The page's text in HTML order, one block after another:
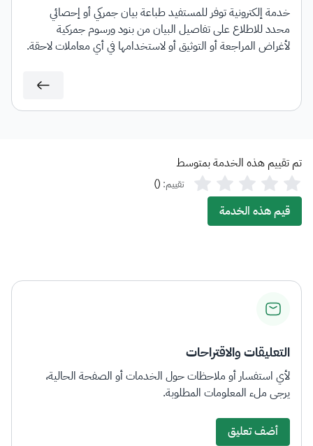
خدمة إلكترونية توفر للمستفيد طباعة بيان جمركي أو إحصائي
محدد للاطلاع على تفاصيل البيان من بنود ورسوم جمركية
لأغراض المراجعة أو التوثيق أو لاستخدامها في أي معاملات لاحقة.
تم تقييم هذه الخدمة بمتوسط
تقييم: (
)
قيم هذه الخدمة
التعليقات والاقتراحات
لأي استفسار أو ملاحظات حول الخدمات أو الصفحة الحالية،
يرجى ملء المعلومات المطلوبة.
أضف تعليق